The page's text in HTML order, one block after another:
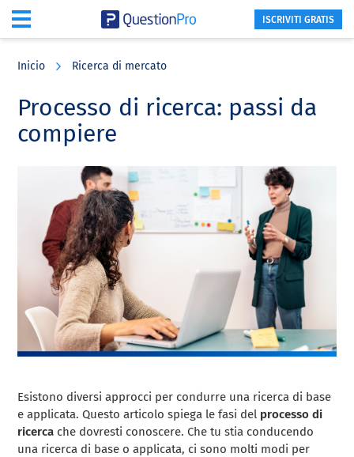
content
sidebar
ISCRIVITI GRATIS
Inicio Ricerca di mercato
Processo di ricerca: passi da
compiere
Esistono diversi approcci per condurre una ricerca di base
e applicata. Questo articolo spiega le fasi del processo di
ricerca che dovresti conoscere. Che tu stia conducendo
una ricerca di base o applicata, ci sono molti modi per